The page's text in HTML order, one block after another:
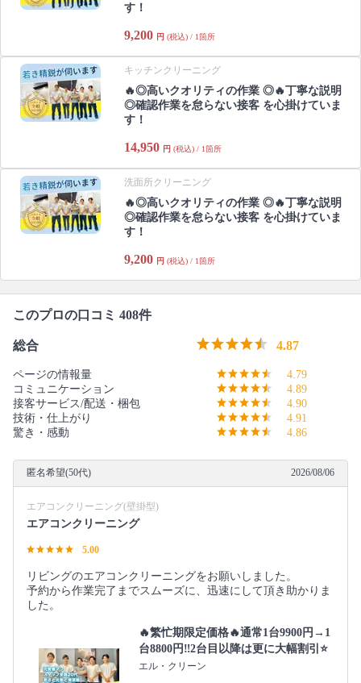
す！
9,200 円 (税込) / 1箇所
キッチンクリーニング
🔥◎高いクオリティの作業 ◎🔥丁寧な説明
◎確認作業を怠らない接客 を心掛けていま
す！
14,950 円 (税込) / 1箇所
洗面所クリーニング
🔥◎高いクオリティの作業 ◎🔥丁寧な説明
◎確認作業を怠らない接客 を心掛けていま
す！
9,200 円 (税込) / 1箇所
このプロの口コミ 408件
総合 4.87
ページの情報量
4.79
コミュニケーション
4.89
接客サービス/配送・梱包
4.90
技術・仕上がり
4.91
驚き・感動
4.86
匿名希望(50代) 2026/08/06
エアコンクリーニング(壁掛型)
エアコンクリーニング
5.00
リビングのエアコンクリーニングをお願いしました。
予約から作業完了までスムーズに、迅速にして頂き助かりま
した。
🔥繁忙期限定価格🔥通常1台9900円→1
台8800円‼️2台目以降は更に大幅割引⭐️
エル・クリーン